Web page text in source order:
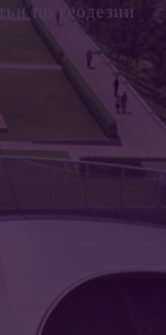
по геодезии